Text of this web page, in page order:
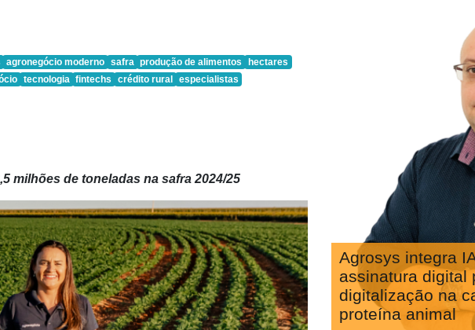
agronegócio moderno safra produção de alimentos
hectares
tecnologia fintechs crédito rural
especialistas
milhões de toneladas na safra 2024/25
Agrosys integra
assinatura digital
digitalização na
proteína animal